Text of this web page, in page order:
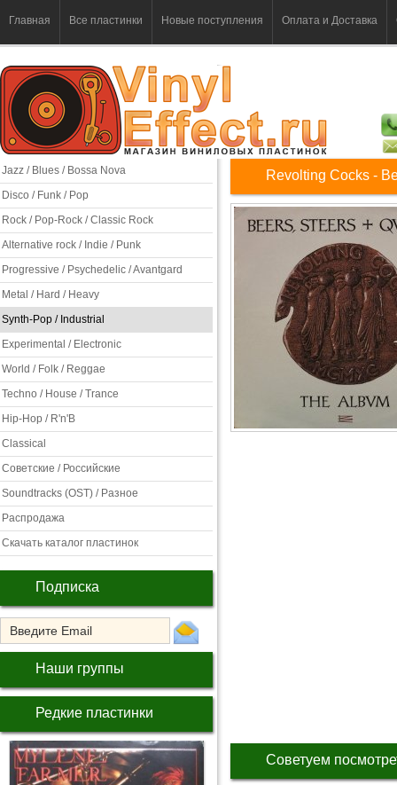
Главная Все пластинки Новые поступления Оплата и Доставка
Jazz / Blues / Bossa Nova
Disco / Funk / Pop
Rock / Pop-Rock / Classic Rock
Alternative rock / Indie / Punk
Progressive / Psychedelic / Avantgard
Metal / Hard / Heavy
Synth-Pop / Industrial
Experimental / Electronic
World / Folk / Reggae
Techno / House / Trance
Hip-Hop / R'n'B
Classical
Советские / Российские
Soundtracks (OST) / Разное
Распродажа
Скачать каталог пластинок
Подписка
Наши группы
Редкие пластинки
Revolting Cocks -
Советуем